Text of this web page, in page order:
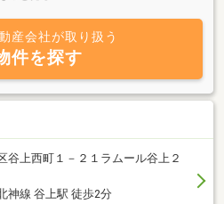
ご希望の方、不動産に関する質問は
。 特に谷上駅周辺エリアはぜひ当
産会社が取り扱う
件を探す
谷上西町１－２１ラムール谷上２
神線 谷上駅 徒歩2分